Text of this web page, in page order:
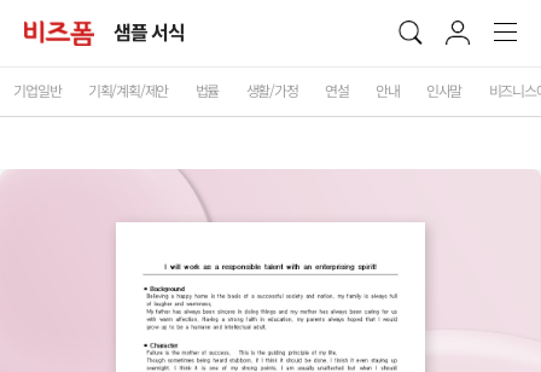
샘플 서식
기업일반 기획/계획/제안 법률 생활/가정 연설 안내 인사말 비즈니스